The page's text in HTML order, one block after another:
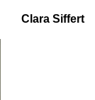
Clara Siffert